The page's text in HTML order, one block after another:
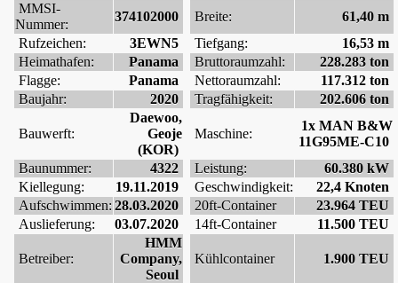
MMSI-
Nummer:
374102000 Breite:
61,40 m
Rufzeichen:
3EWN5 Tiefgang:
16,53 m
Heimathafen:
Panama Bruttoraumzahl:
228.283 ton
Flagge:
Panama Nettoraumzahl:
117.312 ton
Baujahr:
2020 Tragfähigkeit: 202.606 ton
Bauwerft:
Daewoo,
Geoje
(KOR)
Maschine:
1x MAN B&W
11G95ME-C10
Baunummer:
4322 Leistung:
60.380 kW
Kiellegung:
19.11.2019 Geschwindigkeit:
22,4 Knoten
Aufschwimmen: 28.03.2020 20ft-Container
23.964 TEU
Auslieferung:
03.07.2020 14ft-Container 11.500 TEU
Betreiber:
HMM
Company,
Seoul
Kühlcontainer 1.900 TEU